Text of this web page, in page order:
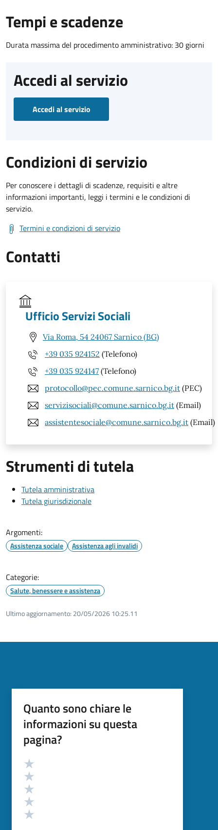
Tempi e scadenze
Durata massima del procedimento amministrativo: 30 giorni
Accedi al servizio
Accedi al servizio
Condizioni di servizio
Per conoscere i dettagli di scadenze, requisiti e altre
informazioni importanti, leggi i termini e le condizioni di
servizio.
Termini e condizioni di servizio
Contatti
Ufficio Servizi Sociali
Via Roma, 54 24067 Sarnico (BG)
+39 035 924152 (Telefono)
+39 035 924147 (Telefono)
protocollo@pec.comune.sarnico.bg.it (PEC)
servizisociali@comune.sarnico.bg.it (Email)
assistentesociale@comune.sarnico.bg.it (Email)
Strumenti di tutela
Tutela amministrativa
Tutela giurisdizionale
Argomenti:
Assistenza sociale Assistenza agli invalidi
Categorie:
Salute, benessere e assistenza
Ultimo aggiornamento: 20/05/2026 10:25.11
Quanto sono chiare le
informazioni su questa
pagina?
Valutazione